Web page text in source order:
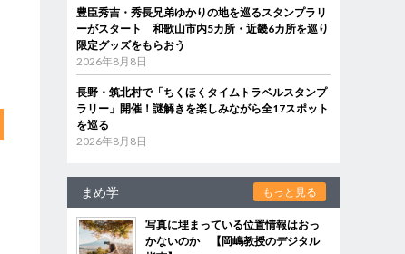
豊臣秀吉・秀長兄弟ゆかりの地を巡るスタンプラリ
ーがスタート 和歌山市内5カ所・近畿6カ所を巡り
限定グッズをもらおう
2026年8月8日
長野・筑北村で「ちくほくタイムトラベルスタンプ
ラリー」開催！謎解きを楽しみながら全17スポット
を巡る
2026年8月8日
まめ学 もっと見る
写真に埋まっている位置情報はおっ
かないのか 【岡嶋教授のデジタル